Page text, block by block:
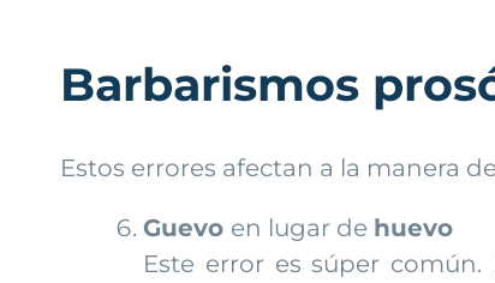
Barbarismos
Estos errores afectan a la manera
Guevo en lugar de huevo
Este error es súper